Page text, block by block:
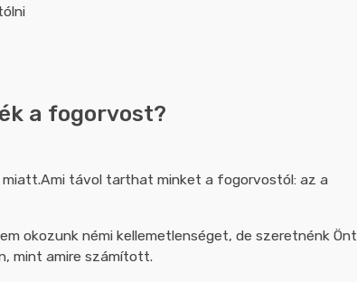
a fogorvost?
távol tarthat minket a fogorvostól: az a
okozunk némi kellemetlenséget, de szeretnénk Önt
mint amire számított.